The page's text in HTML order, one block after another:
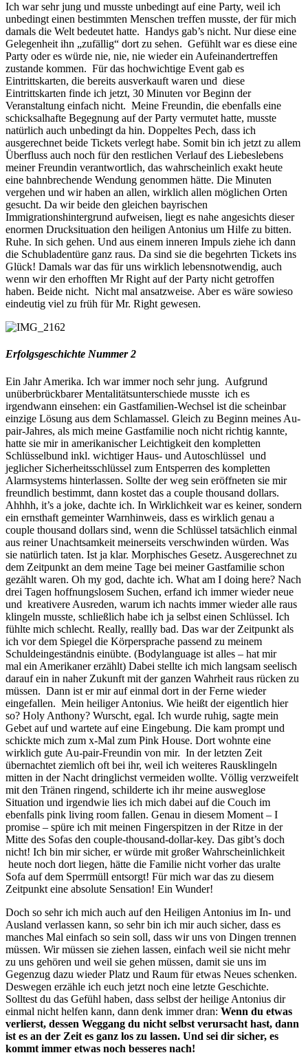
Ich war sehr jung und musste unbedingt auf eine Party, weil ich
unbedingt einen bestimmten Menschen treffen musste, der für mich
damals die Welt bedeutet hatte. Handys gab’s nicht. Nur diese eine
Gelegenheit ihn „zufällig“ dort zu sehen. Gefühlt war es diese eine
Party oder es würde nie, nie, nie wieder ein Aufeinandertreffen
zustande kommen. Für das hochwichtige Event gab es
Eintrittskarten, die bereits ausverkauft waren und diese
Eintrittskarten finde ich jetzt, 30 Minuten vor Beginn der
Veranstaltung einfach nicht. Meine Freundin, die ebenfalls eine
schicksalhafte Begegnung auf der Party vermutet hatte, musste
natürlich auch unbedingt da hin. Doppeltes Pech, dass ich
ausgerechnet beide Tickets verlegt habe. Somit bin ich jetzt zu allem
Überfluss auch noch für den restlichen Verlauf des Liebeslebens
meiner Freundin verantwortlich, das wahrscheinlich exakt heute
eine bahnbrechende Wendung genommen hätte. Die Minuten
vergehen und wir haben an allen, wirklich allen möglichen Orten
gesucht. Da wir beide den gleichen bayrischen
Immigrationshintergrund aufweisen, liegt es nahe angesichts dieser
enormen Drucksituation den heiligen Antonius um Hilfe zu bitten.
Ruhe. In sich gehen. Und aus einem inneren Impuls ziehe ich dann
die Schubladentüre ganz raus. Da sind sie die begehrten Tickets ins
Glück! Damals war das für uns wirklich lebensnotwendig, auch
wenn wir den erhofften Mr Right auf der Party nicht getroffen
haben. Beide nicht. Nicht mal ansatzweise. Aber es wäre sowieso
eindeutig viel zu früh für Mr. Right gewesen.
Erfolgsgeschichte Nummer 2
Ein Jahr Amerika. Ich war immer noch sehr jung. Aufgrund
unüberbrückbarer Mentalitätsunterschiede musste ich es
irgendwann einsehen: ein Gastfamilien-Wechsel ist die scheinbar
einzige Lösung aus dem Schlamassel. Gleich zu Beginn meines Au-
pair-Jahres, als mich meine Gastfamilie noch nicht richtig kannte,
hatte sie mir in amerikanischer Leichtigkeit den kompletten
Schlüsselbund inkl. wichtiger Haus- und Autoschlüssel und
jeglicher Sicherheitsschlüssel zum Entsperren des kompletten
Alarmsystems hinterlassen. Sollte der weg sein eröffneten sie mir
freundlich bestimmt, dann kostet das a couple thousand dollars.
Ahhhh, it’s a joke, dachte ich. In Wirklichkeit war es keiner, sondern
ein ernsthaft gemeinter Warnhinweis, dass es wirklich genau a
couple thousand dollars sind, wenn die Schlüssel tatsächlich einmal
aus reiner Unachtsamkeit meinerseits verschwinden würden. Was
sie natürlich taten. Ist ja klar. Morphisches Gesetz. Ausgerechnet zu
dem Zeitpunkt an dem meine Tage bei meiner Gastfamilie schon
gezählt waren. Oh my god, dachte ich. What am I doing here? Nach
drei Tagen hoffnungslosem Suchen, erfand ich immer wieder neue
und kreativere Ausreden, warum ich nachts immer wieder alle raus
klingeln musste, schließlich habe ich ja selbst einen Schlüssel. Ich
fühlte mich schlecht. Really, reallly bad. Das war der Zeitpunkt als
ich vor dem Spiegel die Körpersprache passend zu meinem
Schuldeingeständnis einübte. (Bodylanguage ist alles – hat mir
mal ein Amerikaner erzählt) Dabei stellte ich mich langsam seelisch
darauf ein in naher Zukunft mit der ganzen Wahrheit raus rücken zu
müssen. Dann ist er mir auf einmal dort in der Ferne wieder
eingefallen. Mein heiliger Antonius. Wie heißt der eigentlich hier
so? Holy Anthony? Wurscht, egal. Ich wurde ruhig, sagte mein
Gebet auf und wartete auf eine Eingebung. Die kam prompt und
schickte mich zum x-Mal zum Pink House. Dort wohnte eine
wirklich gute Au-pair-Freundin von mir. In der letzten Zeit
übernachtet ziemlich oft bei ihr, weil ich weiteres Rausklingeln
mitten in der Nacht dringlichst vermeiden wollte. Völlig verzweifelt
mit den Tränen ringend, schilderte ich ihr meine ausweglose
Situation und irgendwie lies ich mich dabei auf die Couch im
ebenfalls pink living room fallen. Genau in diesem Moment – I
promise – spüre ich mit meinen Fingerspitzen in der Ritze in der
Mitte des Sofas den couple-thousand-dollar-key. Das gibt’s doch
nicht! Ich bin mir sicher, er würde mit großer Wahrscheinlichkeit
heute noch dort liegen, hätte die Familie nicht vorher das uralte
Sofa auf dem Sperrmüll entsorgt! Für mich war das zu diesem
Zeitpunkt eine absolute Sensation! Ein Wunder!
Doch so sehr ich mich auch auf den Heiligen Antonius im In- und
Ausland verlassen kann, so sehr bin ich mir auch sicher, dass es
manches Mal einfach so sein soll, dass wir uns von Dingen trennen
müssen. Wir müssen sie ziehen lassen, einfach weil sie nicht mehr
zu uns gehören und weil sie gehen müssen, damit sie uns im
Gegenzug dazu wieder Platz und Raum für etwas Neues schenken.
Deswegen erzähle ich euch jetzt noch eine letzte Geschichte.
Solltest du das Gefühl haben, dass selbst der heilige Antonius dir
einmal nicht helfen kann, dann denk immer dran: Wenn du etwas
verlierst, dessen Weggang du nicht selbst verursacht hast, dann
ist es an der Zeit es ganz los zu lassen. Und sei dir sicher, es
kommt immer etwas noch besseres nach!